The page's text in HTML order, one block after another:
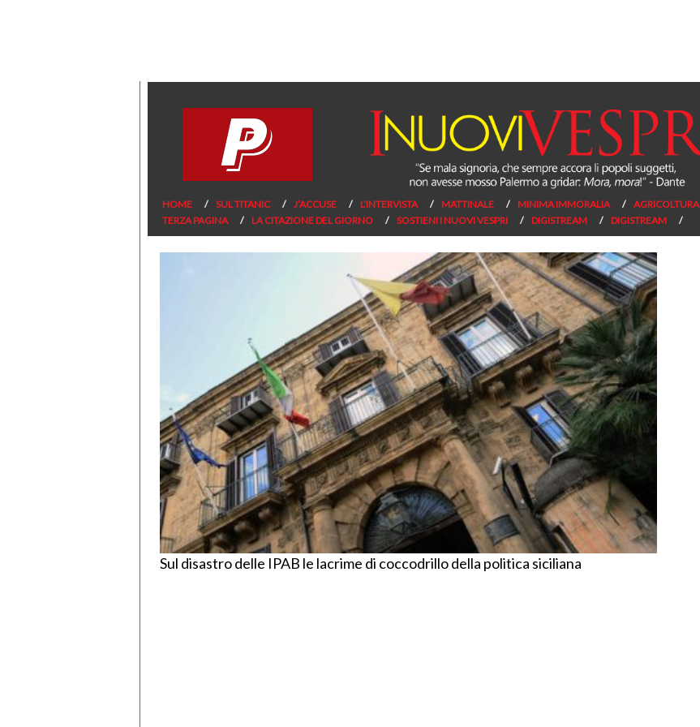
HOME SUL TITANIC J’ACCUSE L’INTERVISTA MATTINALE MINIMA IMMORALIA AGRICOLTURA
TERZA PAGINA
LA CITAZIONE DEL GIORNO SOSTIENI I NUOVI VESPRI DIGISTREAM DIGISTREAM
Sul disastro delle IPAB le lacrime di coccodrillo della politica siciliana